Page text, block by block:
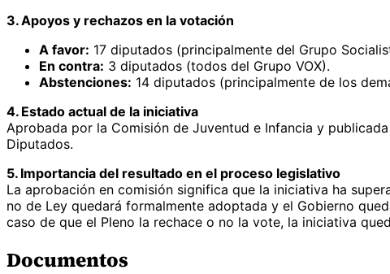
3. Apoyos y rechazos en la votación
A favor: 17 diputados (principalmente del Grupo
En contra: 3 diputados (todos del Grupo VOX).
Abstenciones: 14 diputados (principalmente de los
4. Estado actual de la iniciativa
Aprobada por la Comisión de Juventud e Infancia y
Diputados.
5. Importancia del resultado en el proceso legislativo
La aprobación en comisión significa que la iniciativa ha
no de Ley quedará formalmente adoptada y el Gobierno
caso de que el Pleno la rechace o no la vote, la iniciativa
Documentos